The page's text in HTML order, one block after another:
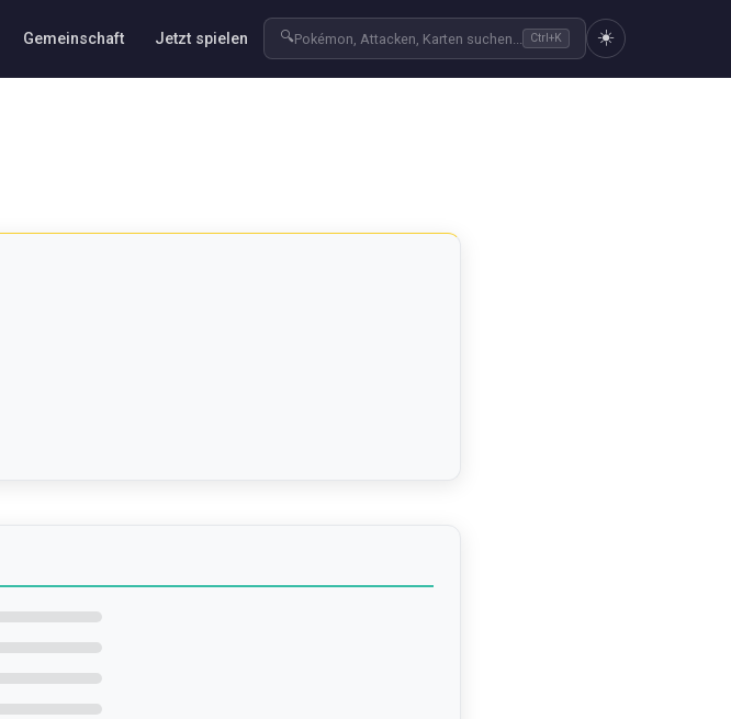
Gemeinschaft Jetzt spielen 🔍Pokémon, Attacken, Karten suchen... Ctrl+K ☀️